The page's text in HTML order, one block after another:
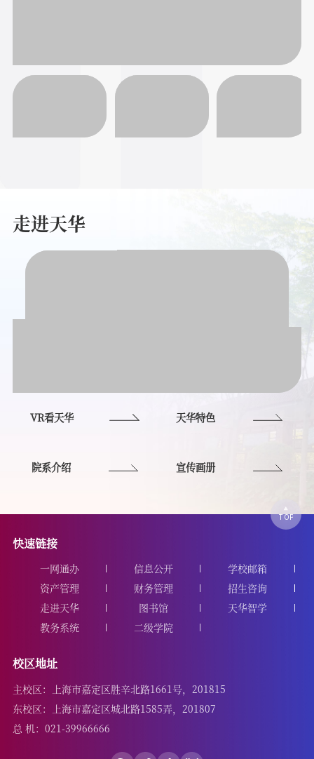
走进天华
VR看天华 天华特色
院系介绍 宣传画册
快速链接
一网通办 信息公开
学校邮箱
资产管理
财务管理
招生咨询
走进天华
图书馆
天华智学
教务系统
二级学院
校区地址
主校区：上海市嘉定区胜辛北路1661号，201815
东校区：上海市嘉定区城北路1585弄，201807
总 机：021-39966666